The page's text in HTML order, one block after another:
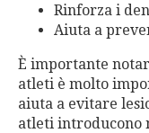
Rinforza i
Aiuta a
È importante
atleti è molto
aiuta a evitare
atleti introducono